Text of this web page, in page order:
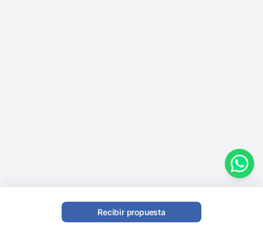
Recibir propuesta